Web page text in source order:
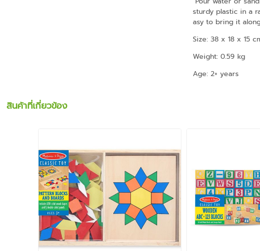
sturdy plastic in a
asy to bring it
Size: 38 x 18 x 15
Weight: 0.59 kg
Age: 2+ years
สินค้าที่เกี่ยวข้อง